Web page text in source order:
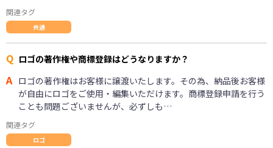
関連タグ
共通
Q ロゴの著作権や商標登録はどうなりますか？
A ロゴの著作権はお客様に譲渡いたします。その為、納品後お客様
が自由にロゴをご使用・編集いただけます。商標登録申請を行う
ことも問題ございませんが、必ずしも…
関連タグ
ロゴ